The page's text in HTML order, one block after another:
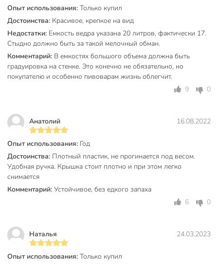
Цвет
Назначение
Артикул производителя
20120
Вес в упаковке
760 г
Габариты упаковки
35 x 30 x 30 см
Опыт использования: Только купил
Достоинства: Красивое, крепкое на вид
Недостатки: Емкость ведра указана 20 литров, фактически 17.
Стыдно должно быть за такой мелочный обман.
Комментарий: В емкостях большого объема должна быть
градуировка на стенке. Это конечно не обязательно, но
покупателю и особенно пивоварам жизнь облегчит.
9
0
Анатолий 16.08.2022
Опыт использования: Год
Достоинства: Плотный пластик, не прогинается под весом.
Удобная ручка. Крышка стоит плотно и при этом легко
снимается
Комментарий: Устойчивое, без едкого запаха
6
0
Наталья 24.03.2023
Опыт использования: Только купил